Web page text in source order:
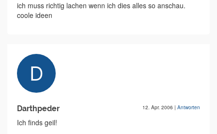
ich muss richtig lachen wenn ich dies alles so anschau.
coole ideen
Darthpeder 12. Apr. 2006 | Antworten
Ich finds geil!